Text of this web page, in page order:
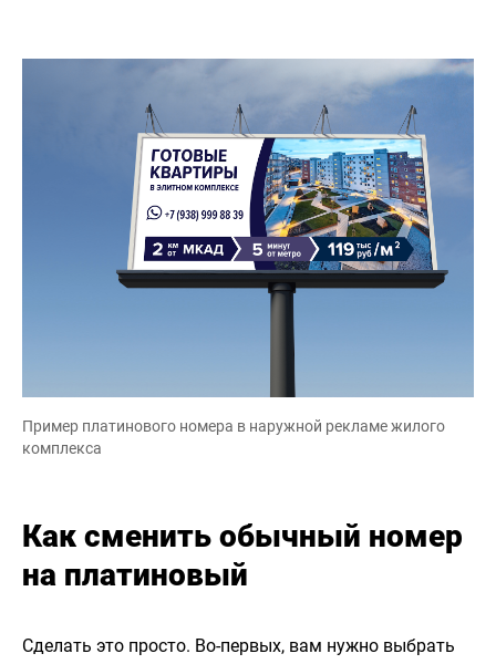
Пример платинового номера в наружной рекламе жилого
комплекса
Как сменить обычный номер
на платиновый
Сделать это просто. Во-первых, вам нужно выбрать